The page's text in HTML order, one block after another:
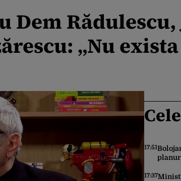
Dem Rădulescu,
„Nu
17:51
17:37